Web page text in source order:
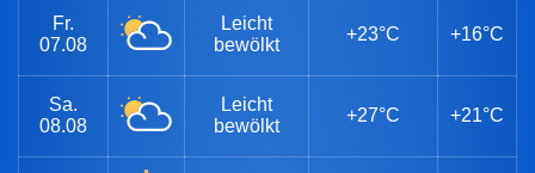
Fr.
07.08
Leicht
bewölkt
+23°C +16°C
Sa.
08.08
Leicht
bewölkt
+27°C +21°C